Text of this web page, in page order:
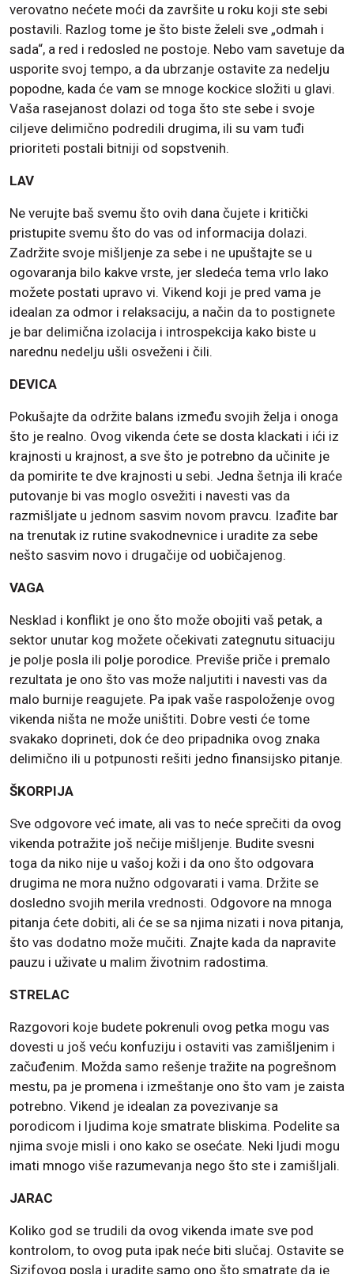
verovatno nećete moći da završite u roku koji ste sebi
postavili. Razlog tome je što biste želeli sve „odmah i
sada“, a red i redosled ne postoje. Nebo vam savetuje da
usporite svoj tempo, a da ubrzanje ostavite za nedelju
popodne, kada će vam se mnoge kockice složiti u glavi.
Vaša rasejanost dolazi od toga što ste sebe i svoje
ciljeve delimično podredili drugima, ili su vam tuđi
prioriteti postali bitniji od sopstvenih.
LAV
Ne verujte baš svemu što ovih dana čujete i kritički
pristupite svemu što do vas od informacija dolazi.
Zadržite svoje mišljenje za sebe i ne upuštajte se u
ogovaranja bilo kakve vrste, jer sledeća tema vrlo lako
možete postati upravo vi. Vikend koji je pred vama je
idealan za odmor i relaksaciju, a način da to postignete
je bar delimična izolacija i introspekcija kako biste u
narednu nedelju ušli osveženi i čili.
DEVICA
Pokušajte da održite balans između svojih želja i onoga
što je realno. Ovog vikenda ćete se dosta klackati i ići iz
krajnosti u krajnost, a sve što je potrebno da učinite je
da pomirite te dve krajnosti u sebi. Jedna šetnja ili kraće
putovanje bi vas moglo osvežiti i navesti vas da
razmišljate u jednom sasvim novom pravcu. Izađite bar
na trenutak iz rutine svakodnevnice i uradite za sebe
nešto sasvim novo i drugačije od uobičajenog.
VAGA
Nesklad i konflikt je ono što može obojiti vaš petak, a
sektor unutar kog možete očekivati zategnutu situaciju
je polje posla ili polje porodice. Previše priče i premalo
rezultata je ono što vas može naljutiti i navesti vas da
malo burnije reagujete. Pa ipak vaše raspoloženje ovog
vikenda ništa ne može uništiti. Dobre vesti će tome
svakako doprineti, dok će deo pripadnika ovog znaka
delimično ili u potpunosti rešiti jedno finansijsko pitanje.
ŠKORPIJA
Sve odgovore već imate, ali vas to neće sprečiti da ovog
vikenda potražite još nečije mišljenje. Budite svesni
toga da niko nije u vašoj koži i da ono što odgovara
drugima ne mora nužno odgovarati i vama. Držite se
dosledno svojih merila vrednosti. Odgovore na mnoga
pitanja ćete dobiti, ali će se sa njima nizati i nova pitanja,
što vas dodatno može mučiti. Znajte kada da napravite
pauzu i uživate u malim životnim radostima.
STRELAC
Razgovori koje budete pokrenuli ovog petka mogu vas
dovesti u još veću konfuziju i ostaviti vas zamišljenim i
začuđenim. Možda samo rešenje tražite na pogrešnom
mestu, pa je promena i izmeštanje ono što vam je zaista
potrebno. Vikend je idealan za povezivanje sa
porodicom i ljudima koje smatrate bliskima. Podelite sa
njima svoje misli i ono kako se osećate. Neki ljudi mogu
imati mnogo više razumevanja nego što ste i zamišljali.
JARAC
Koliko god se trudili da ovog vikenda imate sve pod
kontrolom, to ovog puta ipak neće biti slučaj. Ostavite se
Sizifovog posla i uradite samo ono što smatrate da je